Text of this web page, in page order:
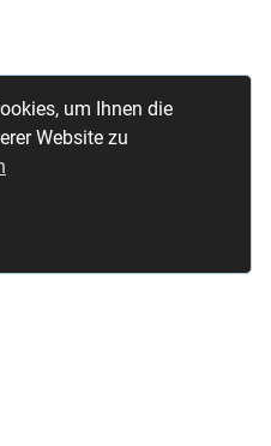
um Ihnen die
Website zu